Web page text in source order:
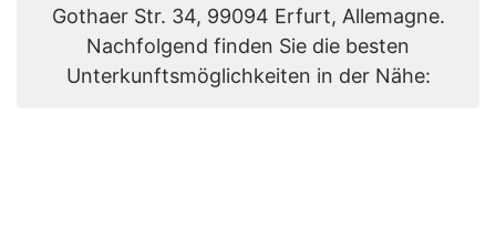
Gothaer Str. 34, 99094 Erfurt, Allemagne.
Nachfolgend finden Sie die besten
Unterkunftsmöglichkeiten in der Nähe: